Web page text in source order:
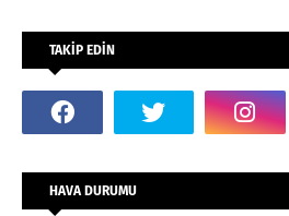
TAKİP EDİN
HAVA DURUMU